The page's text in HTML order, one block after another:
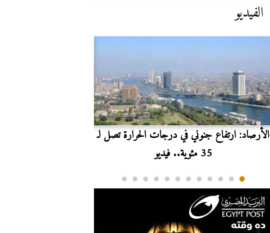
الفيديو
الأرصاد: ارتفاع جنوني في درجات الحرارة تصل لـ
35 مئوية.. فيديو